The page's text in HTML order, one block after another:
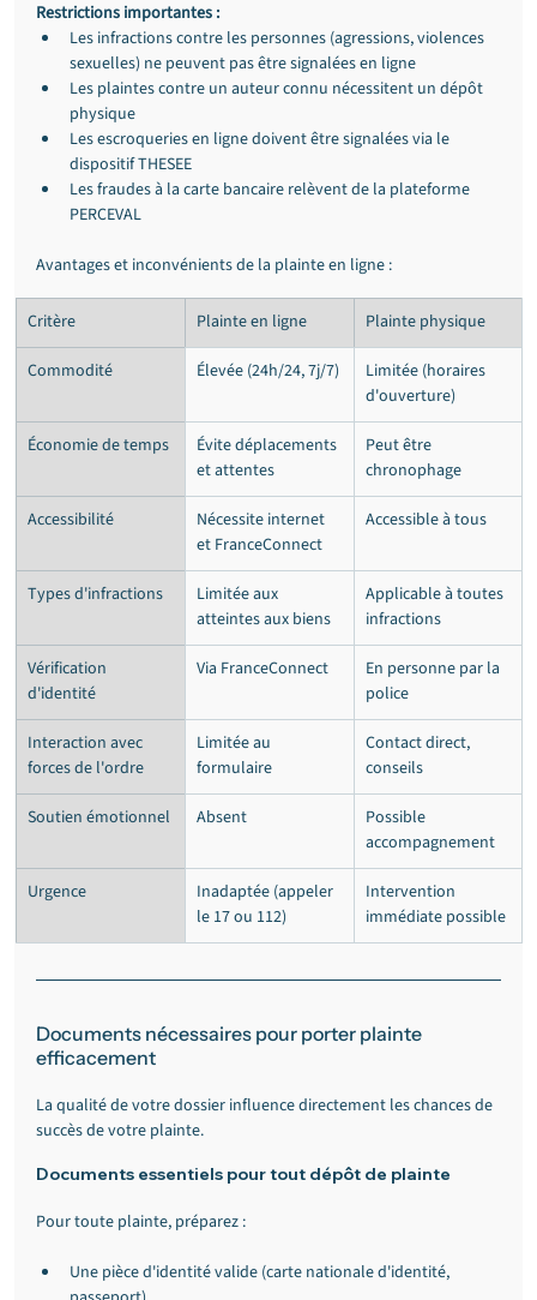
Restrictions importantes :
Les infractions contre les personnes (agressions, violences
sexuelles) ne peuvent pas être signalées en ligne
Les plaintes contre un auteur connu nécessitent un dépôt
physique
Les escroqueries en ligne doivent être signalées via le
dispositif THESEE
Les fraudes à la carte bancaire relèvent de la plateforme
PERCEVAL
Avantages et inconvénients de la plainte en ligne :
Critère Plainte en ligne Plainte physique
Commodité Élevée (24h/24, 7j/7)
Limitée (horaires
d'ouverture)
Économie de temps
Évite déplacements
et attentes
Peut être
chronophage
Accessibilité
Nécessite internet
et FranceConnect
Accessible à tous
Types d'infractions
Limitée aux
atteintes aux biens
Applicable à toutes
infractions
Vérification
d'identité
Via FranceConnect
En personne par la
police
Interaction avec
forces de l'ordre
Limitée au
formulaire
Contact direct,
conseils
Soutien émotionnel Absent
Possible
accompagnement
Urgence
Inadaptée (appeler
le 17 ou 112)
Intervention
immédiate possible
Documents nécessaires pour porter plainte
efficacement
La qualité de votre dossier influence directement les chances de
succès de votre plainte.
Documents essentiels pour tout dépôt de plainte
Pour toute plainte, préparez :
Une pièce d'identité valide (carte nationale d'identité,